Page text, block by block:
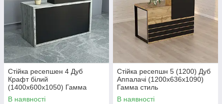
Стійка ресепшен 4 Дуб
Крафт білий
(1400x600x1050) Гамма
стиль
В наявності
Стійка ресепшн 5 (1200) Дуб
Аппалачі (1200x636x1090)
Гамма стиль
В наявності